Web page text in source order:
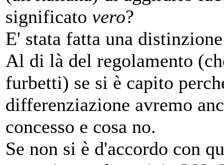
significato vero?
E' stata fatta una
Al di là del regolamento
furbetti) se si è capito
differenziazione avremo
concesso e cosa no.
Se non si è d'accordo con